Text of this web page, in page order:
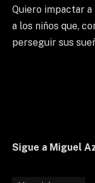
Quiero impactar a
a los niños que,
perseguir sus
Sigue a Miguel